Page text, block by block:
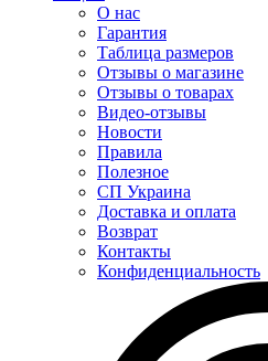
О нас
Гарантия
Таблица размеров
Отзывы о магазине
Отзывы о товарах
Видео-отзывы
Новости
Правила
Полезное
СП Украина
Доставка и оплата
Возврат
Контакты
Конфиденциальность